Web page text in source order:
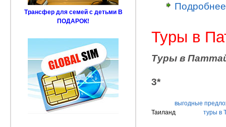
Подробнее
Туры в
Туры в
3*
выгодные
Таиланд
туры в
Трансфер для семей с детьми В
ПОДАРОК!